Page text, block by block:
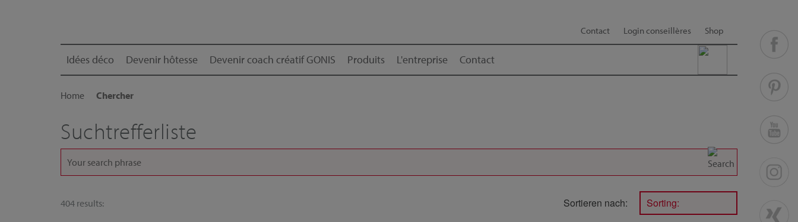
Contact Login conseillères Shop
Idées déco Devenir hôtesse Devenir coach créatif GONIS Produits L'entreprise Contact
Home Chercher
Suchtrefferliste
404 results: Sortieren nach: Sorting: